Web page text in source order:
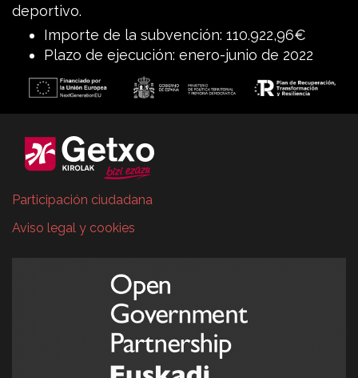
deportivo.
Importe de la subvención: 110.922,96€
Plazo de ejecución: enero-junio de 2022
Participación ciudadana
Aviso legal y cookies